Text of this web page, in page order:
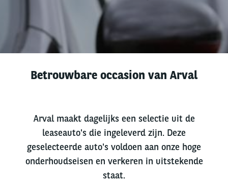
Betrouwbare occasion van Arval
Arval maakt dagelijks een selectie uit de
leaseauto's die ingeleverd zijn. Deze
geselecteerde auto's voldoen aan onze hoge
onderhoudseisen en verkeren in uitstekende
staat.
Klantenservice